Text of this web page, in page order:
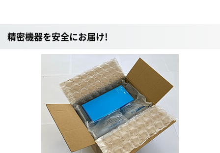
精密機器を安全にお届け!